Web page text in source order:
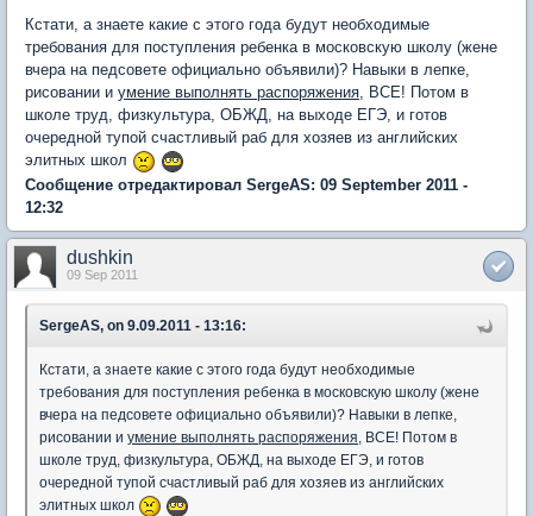
Кстати, а знаете какие с этого года будут необходимые
требования для поступления ребенка в московскую школу (жене
вчера на педсовете официально объявили)? Навыки в лепке,
рисовании и умение выполнять распоряжения, ВСЕ! Потом в
школе труд, физкультура, ОБЖД, на выходе ЕГЭ, и готов
очередной тупой счастливый раб для хозяев из английских
элитных школ
Сообщение отредактировал SergeAS: 09 September 2011 -
12:32
dushkin
09 Sep 2011
SergeAS, on 9.09.2011 - 13:16:
Кстати, а знаете какие с этого года будут необходимые
требования для поступления ребенка в московскую школу (жене
вчера на педсовете официально объявили)? Навыки в лепке,
рисовании и умение выполнять распоряжения, ВСЕ! Потом в
школе труд, физкультура, ОБЖД, на выходе ЕГЭ, и готов
очередной тупой счастливый раб для хозяев из английских
элитных школ